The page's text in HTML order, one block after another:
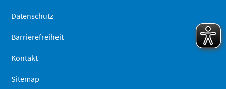
Datenschutz
Barrierefreiheit
Kontakt
Sitemap